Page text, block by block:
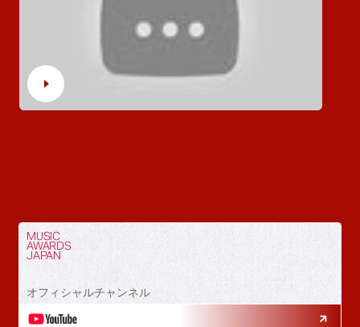
MUSIC
AWARDS
JAPAN
オフィシャルチャンネル